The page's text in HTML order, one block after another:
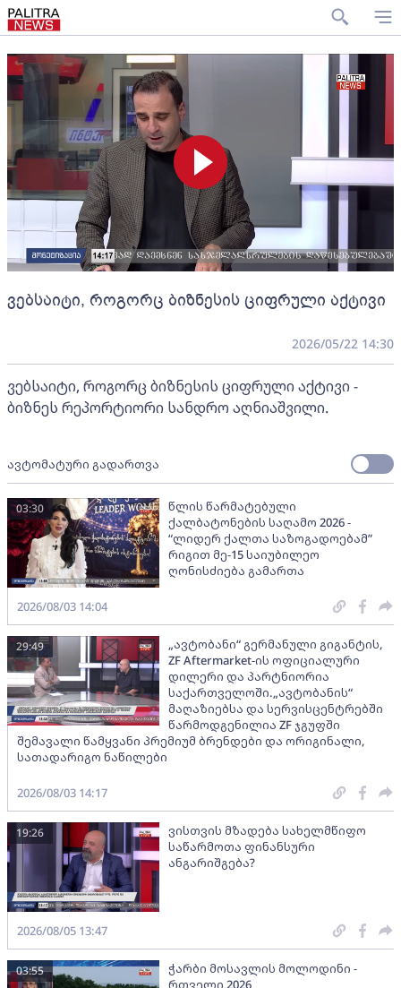
ვებსაიტი, როგორც ბიზნესის ციფრული აქტივი
2026/05/22 14:30
ვებსაიტი, როგორც ბიზნესის ციფრული აქტივი -
ბიზნეს რეპორტიორი სანდრო აღნიაშვილი.
ავტომატური გადართვა
წლის წარმატებული
ქალბატონების საღამო 2026 -
“ლიდერ ქალთა საზოგადოებამ”
რიგით მე-15 საიუბილეო
ღონისძიება გამართა
03:30
2026/08/03 14:04
„ავტობანი“ გერმანული გიგანტის,
ZF Aftermarket-ის ოფიციალური
დილერი და პარტნიორია
საქართველოში.„ავტობანის“
მაღაზიებსა და სერვისცენტრებში
წარმოდგენილია ZF ჯგუფში
შემავალი წამყვანი პრემიუმ ბრენდები და ორიგინალი,
სათადარიგო ნაწილები
29:49
2026/08/03 14:17
ვისთვის მზადება სახელმწიფო
საწარმოთა ფინანსური
ანგარიშგება?
19:26
2026/08/05 13:47
ჭარბი მოსავლის მოლოდინი -
რთველი 2026
03:55